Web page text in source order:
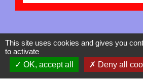
This site uses cookies and gives you
to activate
OK, accept all
Deny all